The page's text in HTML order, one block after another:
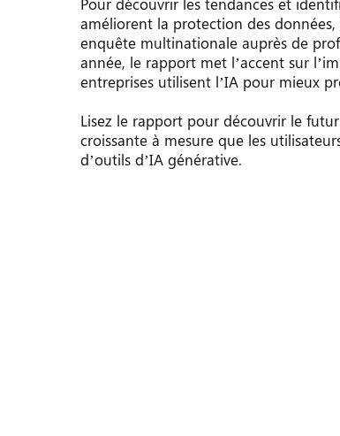
améliorent la protection des
enquête multinationale auprès de
année, le rapport met l’accent sur
entreprises utilisent l’IA pour mieux
Lisez le rapport pour découvrir le
croissante à mesure que les
d’outils d’IA générative.